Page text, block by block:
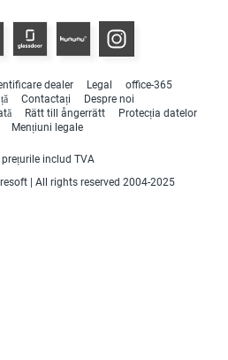
dealer Legal
office-365
Contactați
Despre noi
Rätt till ångerrätt
Protecția datelor
Mențiuni legale
includ TVA
| All rights reserved 2004-2025